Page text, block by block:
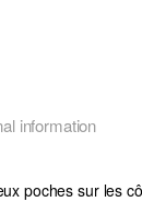
information
poches sur les